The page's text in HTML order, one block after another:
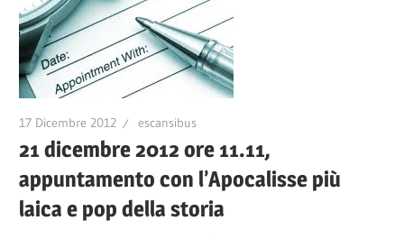
17 Dicembre 2012 escansibus
21 dicembre 2012 ore 11.11,
appuntamento con l’Apocalisse più
laica e pop della storia